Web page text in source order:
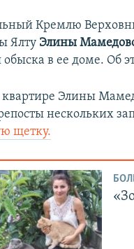
Кремлю
Ялту Элины
обыска в ее доме. Об
квартире Элины
нескольких
щетку.